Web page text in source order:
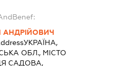
АНДРІЙОВИЧ
УКРАЇНА,
ОБЛ., МІСТО
САДОВА,